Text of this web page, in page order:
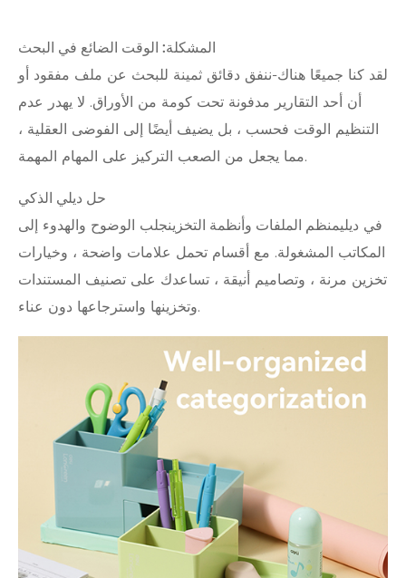
المشكلة: الوقت الضائع في البحث
لقد كنا جميعًا هناك-ننفق دقائق ثمينة للبحث عن ملف مفقود أو
أن أحد التقارير مدفونة تحت كومة من الأوراق. لا يهدر عدم
التنظيم الوقت فحسب ، بل يضيف أيضًا إلى الفوضى العقلية ،
مما يجعل من الصعب التركيز على المهام المهمة.
حل ديلي الذكي
في ديليمنظم الملفات وأنظمة التخزينجلب الوضوح والهدوء إلى
المكاتب المشغولة. مع أقسام تحمل علامات واضحة ، وخيارات
تخزين مرنة ، وتصاميم أنيقة ، تساعدك على تصنيف المستندات
وتخزينها واسترجاعها دون عناء.